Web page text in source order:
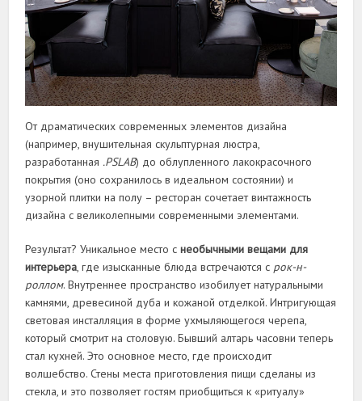
От драматических современных элементов дизайна
(например, внушительная скульптурная люстра,
разработанная .PSLAB) до облупленного лакокрасочного
покрытия (оно сохранилось в идеальном состоянии) и
узорной плитки на полу – ресторан сочетает винтажность
дизайна с великолепными современными элементами.
Результат? Уникальное место снеобычными вещами для
интерьера, где изысканные блюда встречаются с рок-н-
роллом. Внутреннее пространство изобилует натуральными
камнями, древесиной дуба и кожаной отделкой. Интригующая
световая инсталляция в форме ухмыляющегося черепа,
который смотрит на столовую. Бывший алтарь часовни теперь
стал кухней. Это основное место, где происходит
волшебство. Стены места приготовления пищи сделаны из
стекла, и это позволяет гостям приобщиться к «ритуалу»